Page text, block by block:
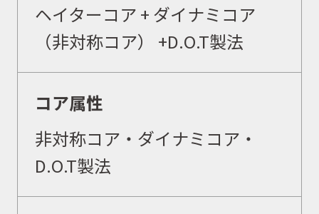
ヘイターコア + ダイナミコア
（非対称コア） +D.O.T製法
コア属性
非対称コア ・ダイナミコア・
D.O.T製法